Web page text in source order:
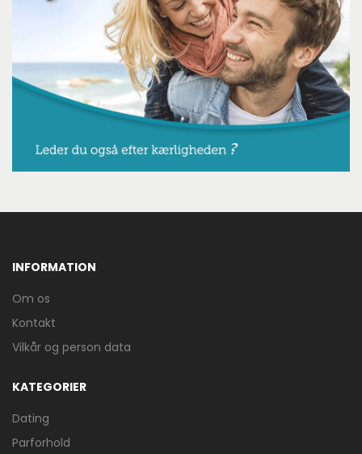
INFORMATION
Om os
Kontakt
Vilkår og person data
KATEGORIER
Dating
Parforhold